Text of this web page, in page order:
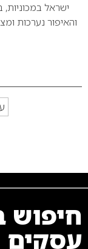
ישראל
והאיפור נערכות
חיפוש
עסקים